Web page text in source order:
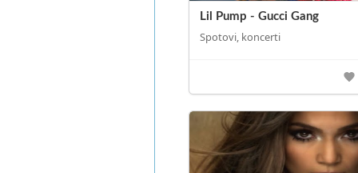
Lil Pump - Gucci Gang
Spotovi, koncerti